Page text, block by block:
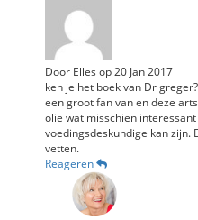
Door Elles op20 Jan 2017
ken je het boek van Dr
een groot fan van en deze
olie wat misschien
voedingsdeskundige kan zijn.
vetten.
Reageren